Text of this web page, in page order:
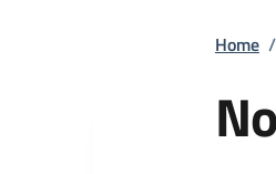
Home /